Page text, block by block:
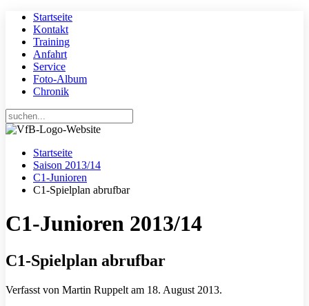
Startseite
Kontakt
Training
Anfahrt
Service
Foto-Album
Chronik
Startseite
Saison 2013/14
C1-Junioren
C1-Spielplan abrufbar
C1-Junioren 2013/14
C1-Spielplan abrufbar
Verfasst von Martin Ruppelt am 18. August 2013.